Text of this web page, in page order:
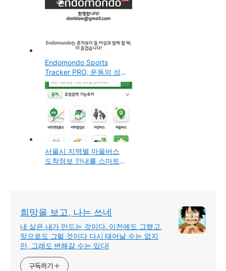
Endomondo Sports
Tracker PRO, 운동의 성과
내역을 기록해서 동기부여
와 재미를 주는 스마트폰
앱 (안드로이드, 아이폰용)
서울시 지역별 마을버스
도착정보 안내를 스마트폰
희망을 보고, 나는 쓰네
내 삶은 내가 만드는 것이다. 이전에도 그랬고,
앞으로도 그럴 것이다 다시 태어날 수는 없지
만, 그래도 변해갈 수는 있다!
구독하기